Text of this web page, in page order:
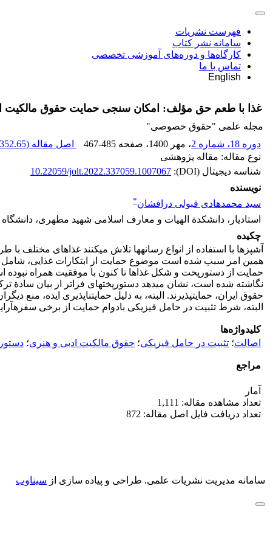
فهرست نشریات
سامانه نشر کتاب
کارگاه‌ها و دوره‌های آموزشی تخصصی
تماس با ما
English
غذا با طعم حق ‏مؤلف: امکان‏ سنجی حمایت حقوق مالکیت
مجله علمی "حقوق خصوصی"
دوره 18، شماره 2
، مهر 1400 ، صفحه 467-485 اصل مقاله (352.65 K
نوع مقاله: مقاله پژوهشی
شناسه دیجیتال (DOI):
10.22059/jolt.2022.337059.1007067
نویسنده
سید محمدهادی قبولی درافشان*
استادیار، دانشکدة الهیات و معارف اسلامی شهید مطهری،
چکیده
آشپزها با استفاده از انواع رسانه‏ها تلاش می‏کنند غذاهای مختلف
همین امر سبب شده ‏است موضوع حمایت از ابتکارات غذایی، شامل
حمایت از دستورپخت و شکل غذاها تا کنون با موفقیت همراه نبوده
نگاشته شده است، نشان می‏دهد دستورپخت‏های فراتر از بیان سادة
حقوق ایران، حمایت‏پذیرند. البته، به دلیل حمایت‏ناپذیری ایده،
البته، شرط تثبیت در حامل فیزیکی بادوام حمایت از برخی
کلیدواژه‌ها
اصالت؛ تثبیت در حامل فیزیکی؛ حقوق مالکیت ادبی و هنری؛
مراجع
آمار
تعداد مشاهده مقاله: 1,111
تعداد دریافت فایل اصل مقاله: 872
سامانه مدیریت نشریات علمی. طراحی و پیاده سازی از سیناوب